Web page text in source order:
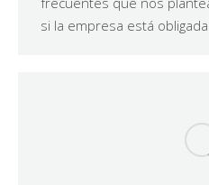
si la empresa está obligada…